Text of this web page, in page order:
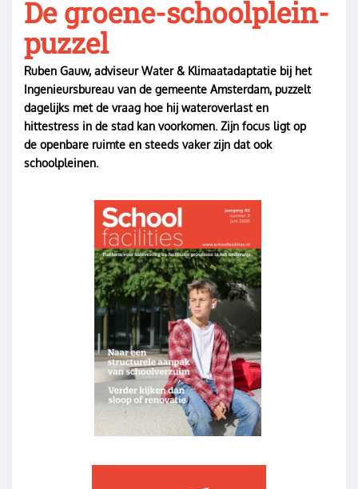
De groene-schoolplein-
puzzel
Ruben Gauw, adviseur Water & Klimaatadaptatie bij het
Ingenieursbureau van de gemeente Amsterdam, puzzelt
dagelijks met de vraag hoe hij wateroverlast en
hittestress in de stad kan voorkomen. Zijn focus ligt op
de openbare ruimte en steeds vaker zijn dat ook
schoolpleinen.
Image